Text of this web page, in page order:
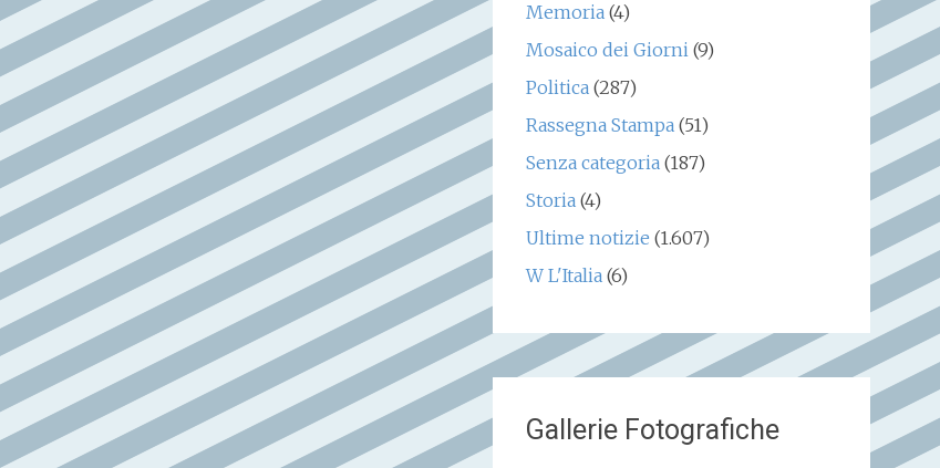
Memoria(4)
Mosaico dei Giorni(9)
Politica(287)
Rassegna Stampa(51)
Senza categoria(187)
Storia(4)
Ultime notizie (1.607)
W L'Italia(6)
Gallerie Fotografiche